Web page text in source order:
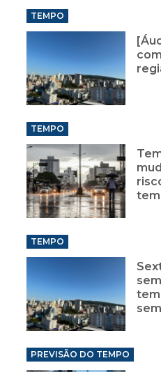
TEMPO
TEMPO
TEMPO
PREVISÃO DO TEMPO